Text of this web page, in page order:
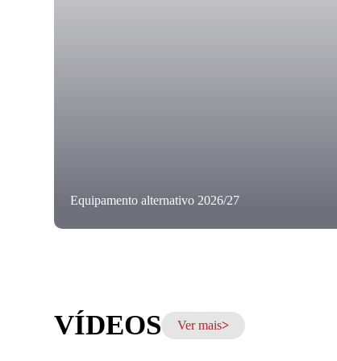
Equipamento alternativo 2026/27
VÍDEOS Ver mais